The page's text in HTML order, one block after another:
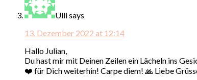
Ullisays
13. Dezember 2022 at 12:14
Hallo Julian,
Du hast mir mit Deinen Zeilen ein Lächeln ins
❤️ für Dich weiterhin! Carpe diem! 🙏 Liebe